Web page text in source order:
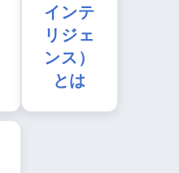
インテ
リジェ
ンス）
とは